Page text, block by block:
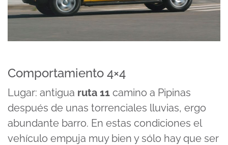
Comportamiento 4×4
Lugar: antigua ruta 11 camino a Pipinas
después de unas torrenciales lluvias, ergo
abundante barro. En estas condiciones el
vehículo empuja muy bien y sólo hay que ser